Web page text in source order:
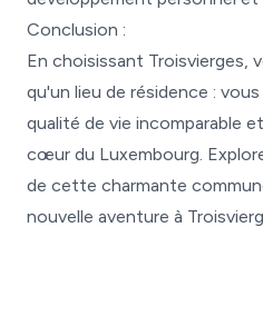
Conclusion :
En choisissant Troisvierges,
qu'un lieu de résidence :
qualité de vie incomparable
cœur du Luxembourg.
de cette charmante
nouvelle aventure à